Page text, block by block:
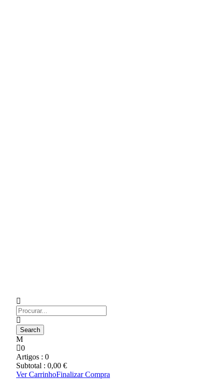
0
Artigos : 0
Subtotal : 0,00 €
Ver CarrinhoFinalizar Compra